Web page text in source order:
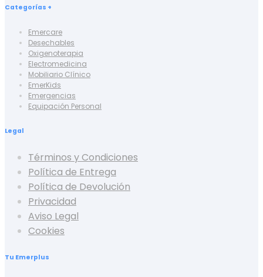
Categorías +
Emercare
Desechables
Oxigenoterapia
Electromedicina
Mobiliario Clínico
EmerKids
Emergencias
Equipación Personal
Legal
Términos y Condiciones
Política de Entrega
Política de Devolución
Privacidad
Aviso Legal
Cookies
Tu Emerplus